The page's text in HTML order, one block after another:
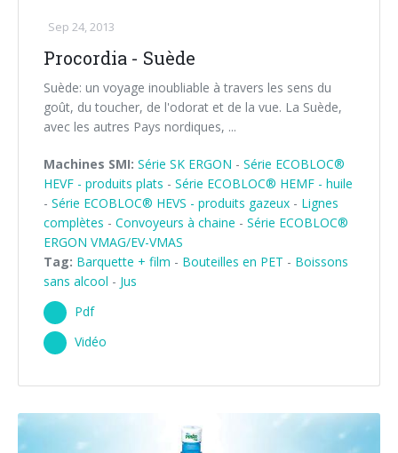
Sep 24, 2013
Procordia - Suède
Suède: un voyage inoubliable à travers les sens du
goût, du toucher, de l'odorat et de la vue. La Suède,
avec les autres Pays nordiques, ...
Machines SMI: Série SK ERGON - Série ECOBLOC®
HEVF - produits plats - Série ECOBLOC® HEMF - huile
- Série ECOBLOC® HEVS - produits gazeux - Lignes
complètes - Convoyeurs à chaine - Série ECOBLOC®
ERGON VMAG/EV-VMAS
Tag: Barquette + film - Bouteilles en PET - Boissons
sans alcool - Jus
Pdf
Vidéo